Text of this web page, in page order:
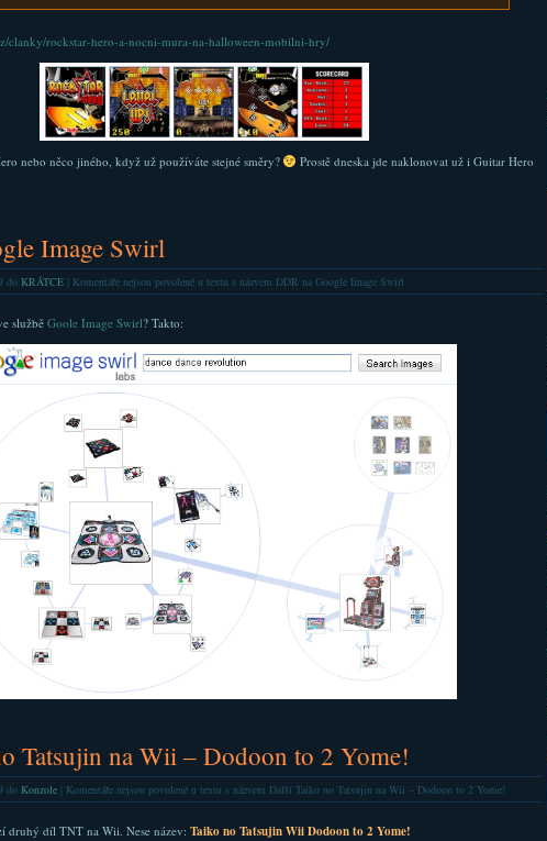
clanky/rockstar-hero-a-nocni-mura-na-halloween-mobilni-hry/
nebo něco jiného, když už používáte stejné směry?
Prostě dneska jde naklonovat už i Guitar Hero
Image Swirl
do KRÁTCE| Komentáře nejsou povolenéu textu s názvem DDR na Google Image Swirl
služběGoole Image Swirl? Takto:
Tatsujin na Wii – Dodoon to 2 Yome!
do Konzole| Komentáře nejsou povolenéu textu s názvem Další Taiko no Tatsujin na Wii – Dodoon to 2 Yome!
druhý díl TNT na Wii. Nese název: Taiko no Tatsujin Wii Dodoon to 2 Yome!